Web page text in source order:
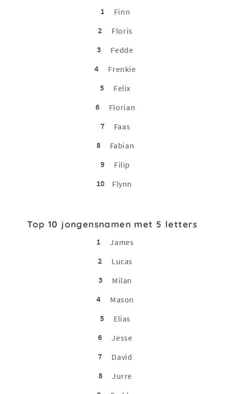
1
Finn
2
Floris
3
Fedde
4
Frenkie
5
Felix
6
Florian
7
Faas
8
Fabian
9
Filip
10
Flynn
Top 10 jongensnamen met 5 letters
1
James
2
Lucas
3
Milan
4
Mason
5
Elias
6
Jesse
7
David
8
Jurre